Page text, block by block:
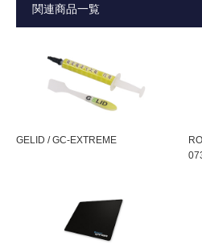
・外付けHDDケースなどの内蔵
10cmと短めの仕様
3ピン接続も可能
汎用性を高める2ピン → 3ピン変
※一般ユースにも応用可能なよう
※パルス（回転数）は検知できま
スリーブベアリング採用
変）
定格電流
10cm（2
関連商品一覧
GELID / GC-EXTREME